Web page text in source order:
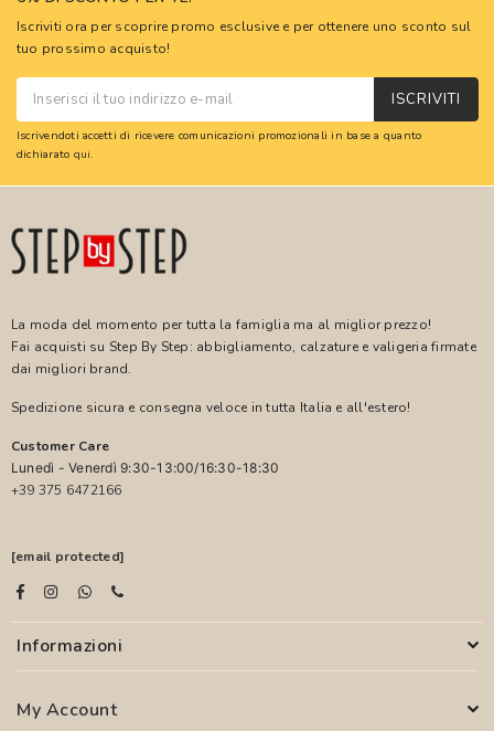
Iscriviti ora per scoprire promo esclusive e per ottenere uno sconto sul
tuo prossimo acquisto!
ISCRIVITI
Iscrivendoti accetti di ricevere comunicazioni promozionali in base a quanto
dichiarato qui.
La moda del momento per tutta la famiglia ma al miglior prezzo!
Fai acquisti su Step By Step: abbigliamento, calzature e valigeria firmate
dai migliori brand.
Spedizione sicura e consegna veloce in tutta Italia e all'estero!
Customer Care
Lunedì - Venerdì 9:30-13:00/16:30-18:30
+39 375 6472166
[email protected]
Informazioni
My Account